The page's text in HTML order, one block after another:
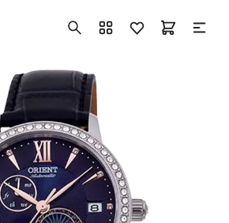
+7 ( 705 ) 181-42-50
info@vetervremeni.kz
Авторизация